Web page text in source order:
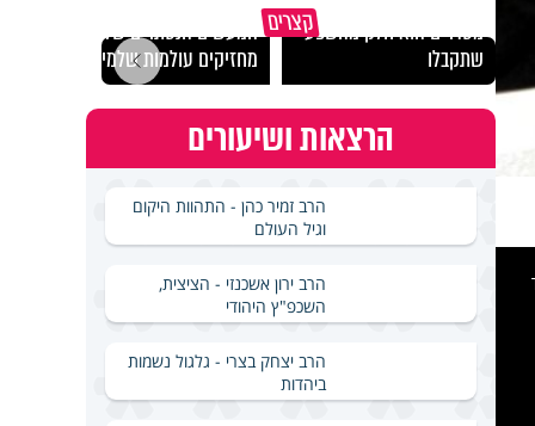
קצריםמסדרים הוא חלק מהשפע
שתקבלו
המעשים הנסתרים שלנו
מחזיקים עולמות שלמים
הרצאות ושיעורים
הרב זמיר כהן - התהוות היקום
וגיל העולם
הרב ירון אשכנזי - הציצית,
השכפ"ץ היהודי
הרב יצחק בצרי - גלגול נשמות
ביהדות